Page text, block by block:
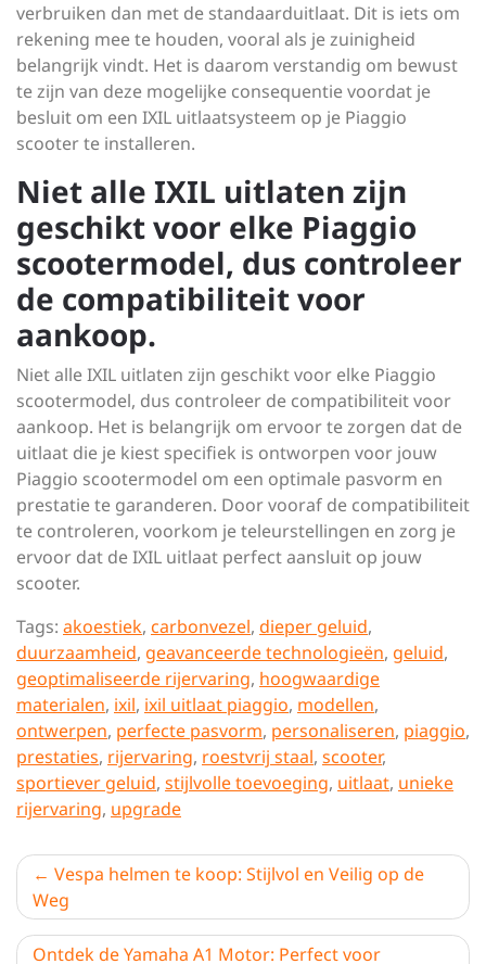
verbruiken dan met de standaarduitlaat. Dit is iets om
rekening mee te houden, vooral als je zuinigheid
belangrijk vindt. Het is daarom verstandig om bewust
te zijn van deze mogelijke consequentie voordat je
besluit om een IXIL uitlaatsysteem op je Piaggio
scooter te installeren.
Niet alle IXIL uitlaten zijn
geschikt voor elke Piaggio
scootermodel, dus controleer
de compatibiliteit voor
aankoop.
Niet alle IXIL uitlaten zijn geschikt voor elke Piaggio
scootermodel, dus controleer de compatibiliteit voor
aankoop. Het is belangrijk om ervoor te zorgen dat de
uitlaat die je kiest specifiek is ontworpen voor jouw
Piaggio scootermodel om een optimale pasvorm en
prestatie te garanderen. Door vooraf de compatibiliteit
te controleren, voorkom je teleurstellingen en zorg je
ervoor dat de IXIL uitlaat perfect aansluit op jouw
scooter.
Tags: akoestiek, carbonvezel, dieper geluid,
duurzaamheid, geavanceerde technologieën, geluid,
geoptimaliseerde rijervaring, hoogwaardige
materialen, ixil, ixil uitlaat piaggio, modellen,
ontwerpen, perfecte pasvorm, personaliseren, piaggio,
prestaties, rijervaring, roestvrij staal, scooter,
sportiever geluid, stijlvolle toevoeging, uitlaat, unieke
rijervaring, upgrade
Berichtnavigatie
Vespa helmen te koop: Stijlvol en Veilig op de
Weg
Ontdek de Yamaha A1 Motor: Perfect voor